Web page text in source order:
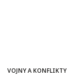
VOJNY A KONFLIKTY